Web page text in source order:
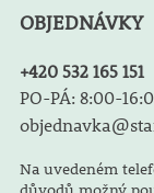
OBJEDNÁVKY
+420 532 165 151
PO-PÁ: 8:00-
Na uvedeném